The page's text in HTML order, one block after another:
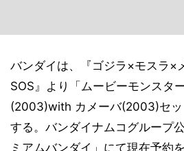
バンダイは、『ゴジラ×モスラ×
SOS』より「ムービーモンスタ
(2003)with カメーバ(2003)セ
する。バンダイナムコグループ
ミアムバンダイ」にて現在予約